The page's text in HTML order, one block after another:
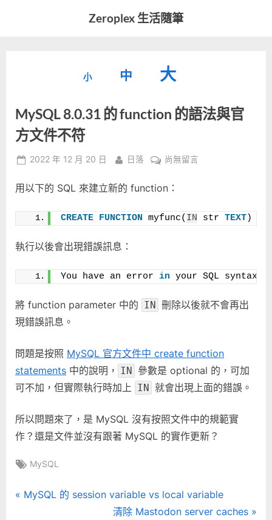
Zeroplex 生活隨筆
發
活
小
型
中
重
字
大
大
大
型
小。
MySQL 8.0.31 的 function 的語法與官
方文件不符
Posted
2022 年 12 月 20 日 By
日落
在
8.0.31
function
的
與
官
方
文
符〉
中
尚無留言
用以下的 SQL 來建立新的 function：
CREATE FUNCTION myfunc( IN str TEXT)
執行以後會出現錯誤訊息：
You have an error in your SQL syntax;
將 function parameter 中的 IN 刪除以後就不會再出
現錯誤訊息。
問題是按照 MySQL 官方文件中 create function
statements 中的說明， IN 參數是 optional 的，可加
可不加，但實際執行時加上
IN 就會出現上面的錯誤。
所以問題來了，是 MySQL 沒有按照文件中的規範實
作？還是文件並沒有跟著 MySQL 的實作更新？
Tags:
MySQL
文
P
MySQL 的 session variable vs local variable
N
清除 Mastodon server caches